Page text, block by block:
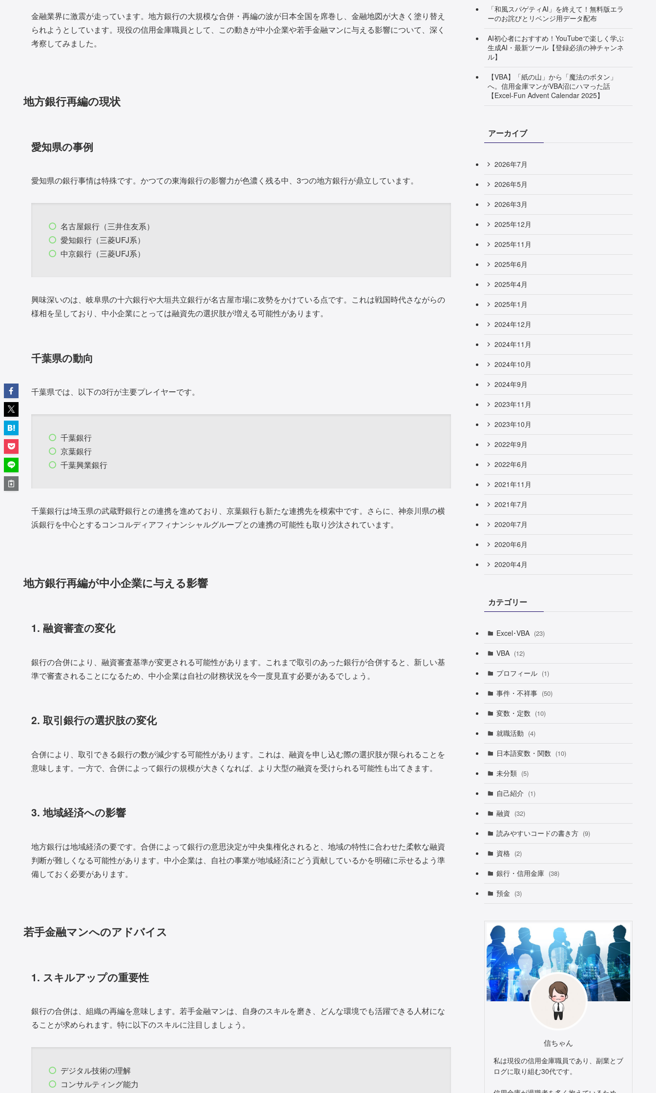
金融業界に激震が走っています。地方銀行の大規模な合併・再編の波が日本全国を席巻し、金融地図が大きく塗り替え
られようとしています。現役の信用金庫職員として、この動きが中小企業や若手金融マンに与える影響について、深く
考察してみました。
地方銀行再編の現状
愛知県の事例
愛知県の銀行事情は特殊です。かつての東海銀行の影響力が色濃く残る中、3つの地方銀行が鼎立しています。
名古屋銀行（三井住友系）
愛知銀行（三菱UFJ系）
中京銀行（三菱UFJ系）
興味深いのは、岐阜県の十六銀行や大垣共立銀行が名古屋市場に攻勢をかけている点です。これは戦国時代さながらの
様相を呈しており、中小企業にとっては融資先の選択肢が増える可能性があります。
千葉県の動向
千葉県では、以下の3行が主要プレイヤーです。
千葉銀行
京葉銀行
千葉興業銀行
千葉銀行は埼玉県の武蔵野銀行との連携を進めており、京葉銀行も新たな連携先を模索中です。さらに、神奈川県の横
浜銀行を中心とするコンコルディアフィナンシャルグループとの連携の可能性も取り沙汰されています。
地方銀行再編が中小企業に与える影響
1. 融資審査の変化
銀行の合併により、融資審査基準が変更される可能性があります。これまで取引のあった銀行が合併すると、新しい基
準で審査されることになるため、中小企業は自社の財務状況を今一度見直す必要があるでしょう。
2. 取引銀行の選択肢の変化
合併により、取引できる銀行の数が減少する可能性があります。これは、融資を申し込む際の選択肢が限られることを
意味します。一方で、合併によって銀行の規模が大きくなれば、より大型の融資を受けられる可能性も出てきます。
3. 地域経済への影響
地方銀行は地域経済の要です。合併によって銀行の意思決定が中央集権化されると、地域の特性に合わせた柔軟な融資
判断が難しくなる可能性があります。中小企業は、自社の事業が地域経済にどう貢献しているかを明確に示せるよう準
備しておく必要があります。
若手金融マンへのアドバイス
1. スキルアップの重要性
銀行の合併は、組織の再編を意味します。若手金融マンは、自身のスキルを磨き、どんな環境でも活躍できる人材にな
ることが求められます。特に以下のスキルに注目しましょう。
デジタル技術の理解
コンサルティング能力
「和風スパゲティAI」を終えて！無料版エラ
ーのお詫びとリベンジ用データ配布
AI初心者におすすめ！YouTubeで楽しく学ぶ
生成AI・最新ツール【登録必須の神チャンネ
ル】
【VBA】「紙の山」から「魔法のボタン」
へ。信用金庫マンがVBA沼にハマった話
【Excel-Fun Advent Calendar 2025】
アーカイブ
2026年7月
2026年5月
2026年3月
2025年12月
2025年11月
2025年6月
2025年4月
2025年1月
2024年12月
2024年11月
2024年10月
2024年9月
2023年11月
2023年10月
2022年9月
2022年6月
2021年11月
2021年7月
2020年7月
2020年6月
2020年4月
カテゴリー
Excel･VBA (23)
VBA (12)
プロフィール (1)
事件・不祥事 (50)
変数・定数 (10)
就職活動 (4)
日本語変数・関数 (10)
未分類 (5)
自己紹介 (1)
融資 (32)
読みやすいコードの書き方 (9)
資格 (2)
銀行・信用金庫 (38)
預金 (3)
信ちゃん
私は現役の信用金庫職員であり、副業とブ
ログに取り組む30代です。